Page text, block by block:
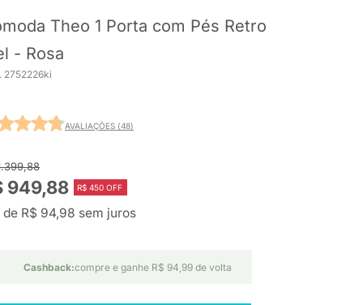
Theo 1 Porta com Pés Retro
- Rosa
2752226ki
AVALIAÇÕES (48)
949,88 R$ 450 OFF
de R$ 94,98 sem juros
Cashback:compre e ganhe R$ 94,99 de volta